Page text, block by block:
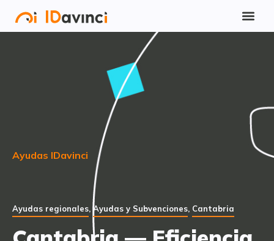
Ayudas IDavinci
Ayudas regionales,Ayudas y Subvenciones, Cantabria